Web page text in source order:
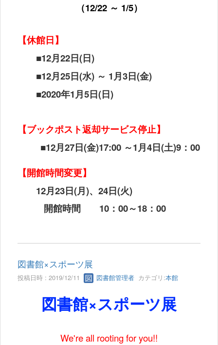
（12/22 ～ 1/5）
【休館日】
■12月22日(日)
■12月25日(水) ～ 1月3日(金)
■2020年1月5日(日)
【ブックポスト返却サービス停止】
■12月27日(金)17:00 ～1月4日(土)9 ：00
【開館時間変更】
12月23日(月)、 24日(火)
開館時間 10： 00～18： 00
図書館×スポーツ展
投稿日時 : 2019/12/11 図書館管理者 カテゴリ:本館
図書館×スポーツ展
We're all rooting for you!!